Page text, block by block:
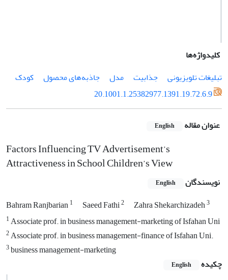
کلیدواژه‌ها
تبلیغات تلویزیونی
جذابیت مدل جاذبه‌های محصول
کودک
20.1001.1.25382977.1391.19.72.6.9
عنوان مقاله English
Factors Influencing TV Advertisement’s
Attractiveness in School Children’s View
نویسندگان English
Bahram Ranjbarian1 Saeed Fathi2 Zahra Shekarchizadeh3
1Associate prof. in business management-marketing of Isfahan Uni
2Associate prof. in business management-finance of Isfahan Uni.
3business management-marketing
چکیده
English